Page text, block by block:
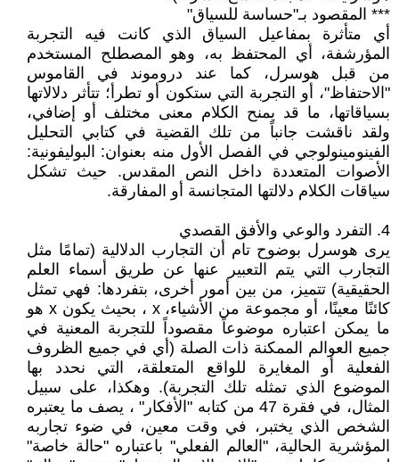
*** المقصود بـ"حساسة للسياق"
أي متأثرة بمفاعيل السياق الذي كانت فيه التجربة
المؤرشفة، أي المحتفظ به، وهو المصطلح المستخدم
من قبل هوسرل، كما عند دروموند في القاموس
"الاحتفاظ"، أو التجربة التي ستكون أو تطرأ؛ تتأثر دلالاتها
بسياقاتها، ما قد يمنح الكلام معنى مختلف أو إضافي،
ولقد ناقشت جانباً من تلك القضية في كتابي التحليل
الفينومينولوجي في الفصل الأول منه بعنوان: البوليفونية:
الأصوات المتعددة داخل النص المقدس. حيث تشكل
سياقات الكلام دلالتها المتجانسة أو المفارقة.
4. التفرد والوعي والأفق القصدي
يرى هوسرل بوضوح تام أن التجارب الدلالية (تمامًا مثل
التجارب التي يتم التعبير عنها عن طريق أسماء العلم
الحقيقية) تتميز، من بين أمور أخرى، بتفردها: فهي تمثل
كائنًا معينًا، أو مجموعة من الأشياء، x ، بحيث يكون x هو
ما يمكن اعتباره موضوعاً مقصوداً للتجربة المعنية في
جميع العوالم الممكنة ذات الصلة (أي في جميع الظروف
الفعلية أو المغايرة للواقع المتعلقة، التي نحدد بها
الموضوع الذي تمثله تلك التجربة). وهكذا، على سبيل
المثال، في فقرة 47 من كتابه "الأفكار" ، يصف ما يعتبره
الشخص الذي يختبر، في وقت معين، في ضوء تجاربه
المؤشرية الحالية، "العالم الفعلي" باعتباره "حالة خاصة"